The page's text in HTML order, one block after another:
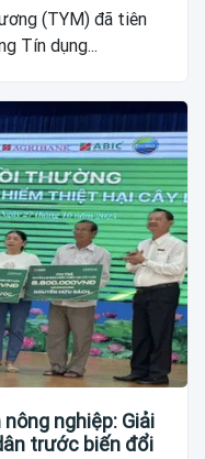
(TYM) đã tiên
Tín dụng...
nghiệp: Giải
trước biến đổi